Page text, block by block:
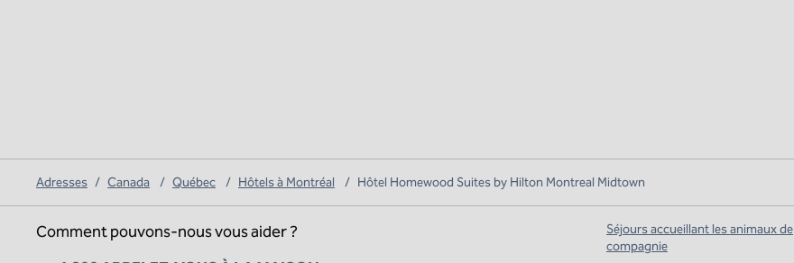
Adresses / Canada / Québec / Hôtels à Montréal / Hôtel Homewood Suites by Hilton Montreal Midtown
Comment pouvons-nous vous aider ?
Séjours accueillant les animaux de
compagnie